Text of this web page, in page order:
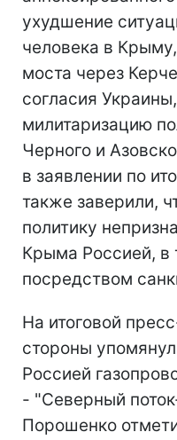
ухудшение
человека в
моста через
согласия
милитаризацию
Черного и
в заявлении по
также заверили,
политику
Крыма Россией, в
посредством
На итоговой
стороны
Россией
- "Северный
Порошенко